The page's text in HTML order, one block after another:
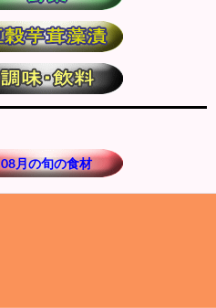
08月の旬の食材